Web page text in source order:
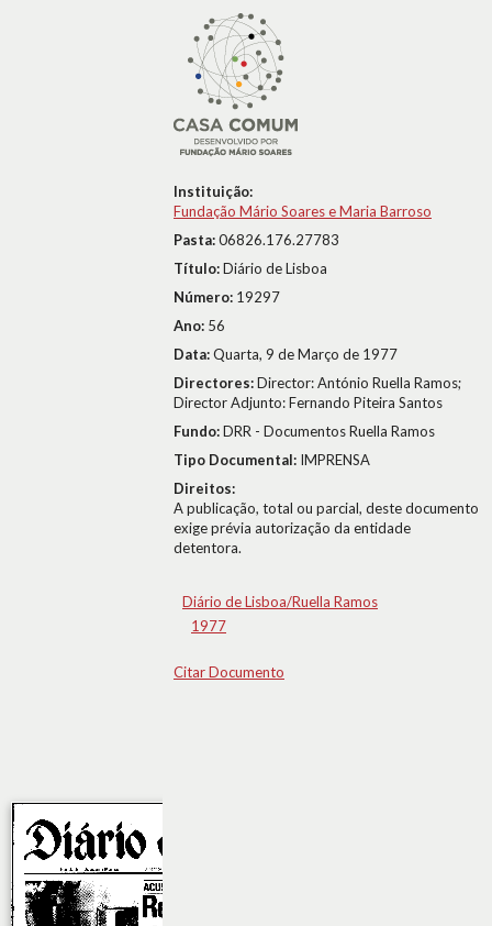
Instituição:
Fundação Mário Soares e Maria Barroso
Pasta:06826.176.27783
Título:Diário de Lisboa
Número: 19297
Ano: 56
Data:Quarta, 9 de Março de 1977
Directores:Director: António Ruella Ramos;
Director Adjunto: Fernando Piteira Santos
Fundo:DRR - Documentos Ruella Ramos
Tipo Documental: IMPRENSA
Direitos:
A publicação, total ou parcial, deste documento
exige prévia autorização da entidade
detentora.
Diário de Lisboa/Ruella Ramos
1977
Citar Documento